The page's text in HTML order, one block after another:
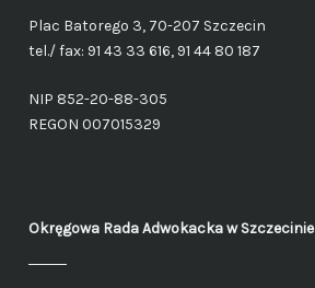
Plac Batorego 3, 70-207 Szczecin
tel./ fax: 91 43 33 616, 91 44 80 187
NIP 852-20-88-305
REGON 007015329
Okręgowa Rada Adwokackaw Szczecinie